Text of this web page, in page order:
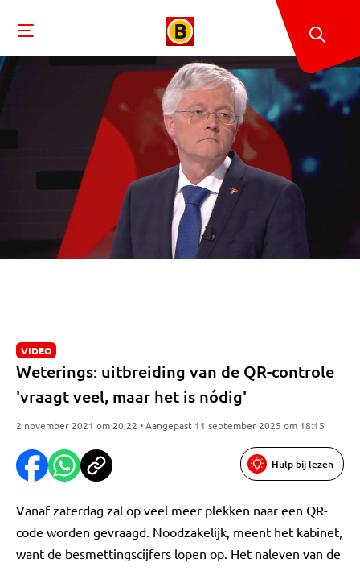
VIDEO
Weterings: uitbreiding van de QR-controle
'vraagt veel, maar het is nódig'
2 november 2021 om 20:22 • Aangepast 11 september 2025 om 18:15
Hulp bij lezen
Vanaf zaterdag zal op veel meer plekken naar een QR-
code worden gevraagd. Noodzakelijk, meent het kabinet,
want de besmettingscijfers lopen op. Het naleven van de